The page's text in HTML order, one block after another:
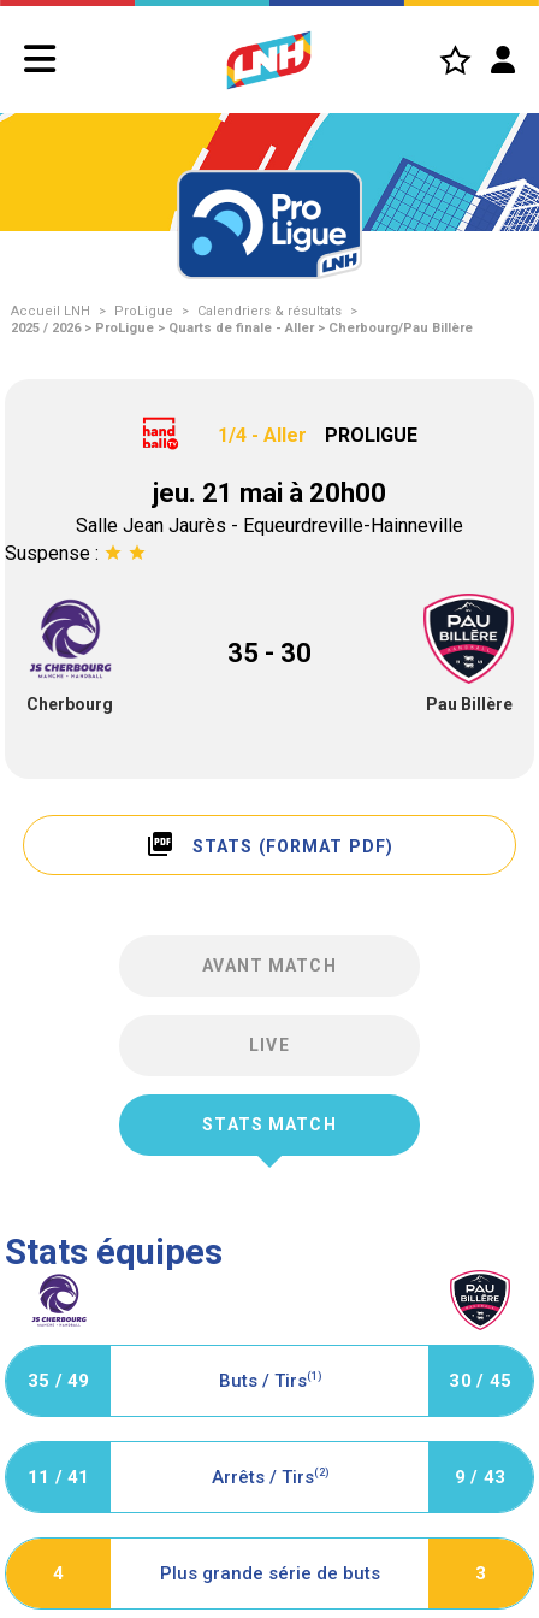
Accueil LNH > ProLigue > Calendriers & résultats
>
2025 / 2026 > ProLigue > Quarts de finale - Aller > Cherbourg/Pau Billère
1/4 - Aller PROLIGUE
jeu. 21 mai à 20h00
Salle Jean Jaurès - Equeurdreville-Hainneville
Suspense : star star
Cherbourg
35 - 30
Pau Billère
picture_as_pdf STATS (FORMAT PDF)
AVANT MATCH
LIVE
STATS MATCH
Stats équipes
35 / 49 Buts / Tirs(1) 30 / 45
11 / 41 Arrêts / Tirs(2) 9 / 43
4 Plus grande série de buts 3